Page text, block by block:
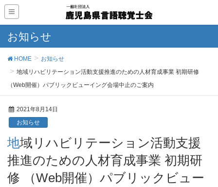
お知らせ
HOME
お知らせ
地域リハビリテーション活動支援推進のための人材育成事業 初期研修
（Web開催）パブリックビューイング会場中止のご案内
2021年8月14日
お知らせ
地域リハビリテーション活動支援
推進のための人材育成事業 初期研
修 （Web開催）パブリックビュー